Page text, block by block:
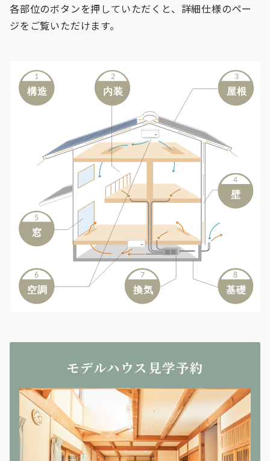
各部位のボタンを押していただくと、詳細仕様のペー
ジをご覧いただけます。
1
構造
2
内装
3
屋根
8
基礎
7
換気
6
空調
4
壁
5
窓
.
.
.
.
1
構造
2
内装
3
屋根
4
壁
5
窓
6
空調
7
換気
8
基礎
モデルハウス見学予約